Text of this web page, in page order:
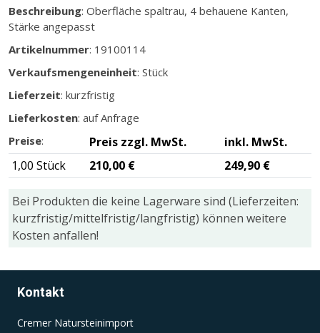
Beschreibung: Oberfläche spaltrau, 4 behauene Kanten,
Stärke angepasst
Artikelnummer: 19100114
Verkaufsmengeneinheit: Stück
Lieferzeit: kurzfristig
Lieferkosten: auf Anfrage
Preise: Preis zzgl. MwSt.
inkl. MwSt.
1,00 Stück
210,00 € 249,90 €
Bei Produkten die keine Lagerware sind (Lieferzeiten:
kurzfristig/mittelfristig/langfristig) können weitere
Kosten anfallen!
Kontakt
Cremer Natursteinimport
Zweck:
Wird für die unverwechselbare Identifizierung eines
Anwenders gesetzt. Es bietet dem Anwender
und im Sortiment
Dieser Cookie wird beim Schließen des Browsers
gelöscht (Sitzungscookie)
Einverständnis-Cookie
Name:
cookie_consent
1 Jahr